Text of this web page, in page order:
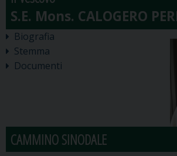
Biografia
Stemma
Documenti
CAMMINO SINODALE